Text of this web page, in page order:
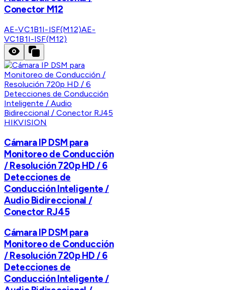
Conector M12
AE-VC1B1I-ISF(M12)AE-
VC1B1I-ISF(M12)
HIKVISION
Cámara IP DSM para
Monitoreo de Conducción
/ Resolución 720p HD / 6
Detecciones de
Conducción Inteligente /
Audio Bidireccional /
Conector RJ45
Cámara IP DSM para
Monitoreo de Conducción
/ Resolución 720p HD / 6
Detecciones de
Conducción Inteligente /